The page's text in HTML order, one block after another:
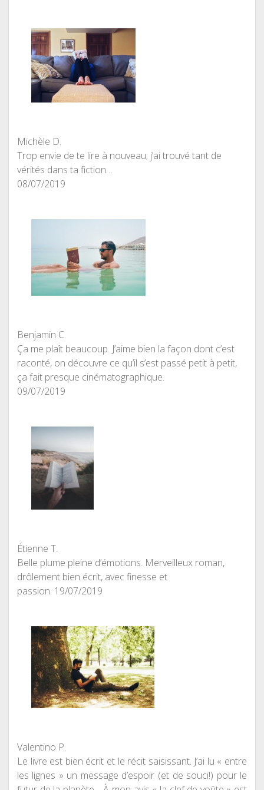
Michèle D.
Trop envie de te lire à nouveau; j’ai trouvé tant de
vérités dans ta fiction…
08/07/2019
Benjamin C.
Ça me plaît beaucoup. J’aime bien la façon dont c’est
raconté, on découvre ce qu’il s’est passé petit à petit,
ça fait presque cinématographique.
09/07/2019
Étienne T.
Belle plume pleine d’émotions. Merveilleux roman,
drôlement bien écrit, avec finesse et
passion. 19/07/2019
Valentino P.
Le livre est bien écrit et le récit saisissant. J’ai lu « entre
les lignes » un message d’espoir (et de souci!) pour le